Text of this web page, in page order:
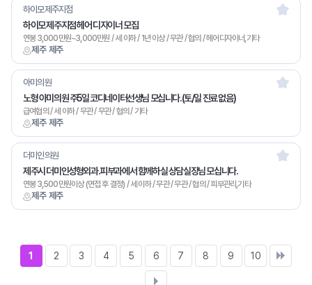
제주 제주
하이모제주지점
하이모 제주지점 헤어 디자이너 모집
연봉 3,000만원~3,000만원 / 세 이하 / 1년 이상 / 무관 / 협의 / 헤어디자이너,기타
제주 제주
아미의원
노형 아미의원 주5일 코디네이터선생님 모십니다.(토/일 진료 없음)
급여협의 / 세 이하 / 무관 / 무관 / 협의 / 기타
제주 제주
더미인의원
제주시 더미인성형외과.피부과에서 함께하실 상담실장님 모십니다.
연봉 3,500만원이상 (면접 후 결정) / 세 이하 / 무관 / 무관 / 협의 / 피부관리,기타
1 2 3 4 5 6 7 8 9 10